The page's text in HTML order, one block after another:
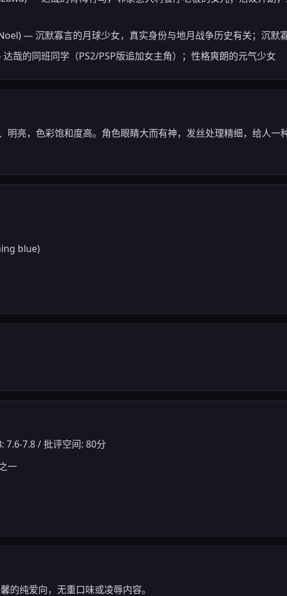
— 沉默寡言的月球少女，真实身份与地月战争历史有关；沉默
哉的同班同学（PS2/PSP版追加女主角）；性格爽朗的元气少女
明亮，色彩饱和度高。角色眼睛大而有神，发丝处理精细，给人一
blue)
7.6-7.8 / 批评空间: 80分
一
的纯爱向，无重口味或凌辱内容。